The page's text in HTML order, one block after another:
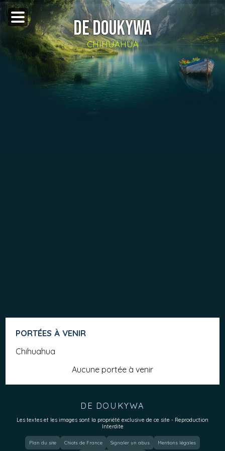
DE DOUKYWA
CHIHUAHUA
PORTÉES À VENIR
Chihuahua
Aucune portée à venir
DE DOUKYWA
Les textes et les images sont la propriété exclusive de ce site - Reproduction
Interdite
Plan du site Chiots de France Signaler un abus Mentions légales